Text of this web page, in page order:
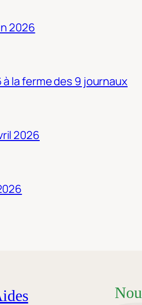
2026
la ferme des 9 journaux
2026